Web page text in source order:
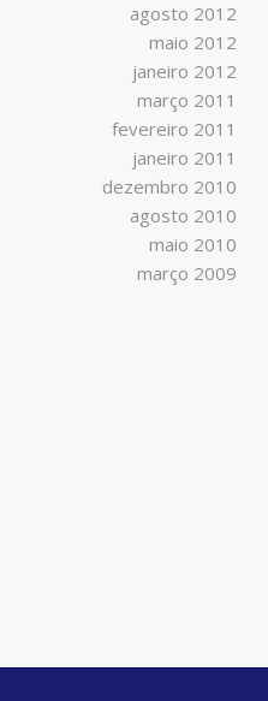
agosto 2012
maio 2012
janeiro 2012
março 2011
fevereiro 2011
janeiro 2011
dezembro 2010
agosto 2010
maio 2010
março 2009